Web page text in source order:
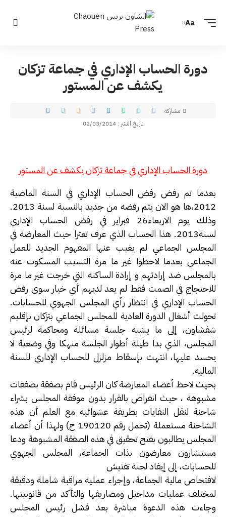
Aa
دورة الحساب الإداري في جماعة تزكان
يكشف عن المستور
تاريخ النشر : 02/03/2014
مشاركة
دورة الحساب الإداري في جماعة تزكان يكشف عن المستور
بعدما تم رفض رفض الحساب الإداري في السنة الماضية
2012،ها هو الان يتم رفضه من جديد بالنسبة لسنة 2013.
وذلك يوم الاربعاء26 فبراير في رفض الحساب الإداري
لسنة2013. هذا الحساب الذي عرف تعثرا حيث المعارضة في
المجلس الجماعي لم يغيب عنها المفهوم الجديد للعمل
الجماعي بعدما لاحظوا غير ما مرة التسيب المسكوت عنه
بالمجلس ضد إرادتهم و إرادة الساكنة التي خرجت غير ما مرة
للاحتجاج في الصمت فقط لم يعد لديهم أي خيار سوى رفض
الحساب الإداري في انتظار رأي المجلس الجهوي للحسابات.
تحولت أشغال الدورة العادية للمجلس الجماعي بتزكان بإقليم
شفشاون، إلى ما يشبه جلسة مسائلة ومحاكمة لرئيس
المجلس، الذي بدا طيلة أطوار الجلسة منهكا وفي وضعية لا
يحسد عليها، انتهت بإسقاط مزلزل للحساب الإداري للسنة
المالية.
بحيث لاحظ أعضاء المعارضة كان الرئيس قام بصفقة بصفقات
مشبوهة ، حيث انفراض بالقرار بدون موفقة المجلس بشراء
شاحنة لنقل النفايات بطريقة عشوائية مع العلم أن هذه
الشاحنة مستعملة (تحمل رقم 190120 ج) ولهذا أن أعضاء
المجلس يطالبون بفتح تحقيق في هذه الصفقة المشبوهة ودعا
مستشارون معارضون بذات الجماعة، المجلس الجهوي
للحسابات، إلى إيفاد لجنة تفتيش
لافتحاص مالية الجماعة، وإجراء عملية مراقبة شاملة ودقيقة
لمختلف عمليات مداخيل ومصاريفها والتأكد من قانونيتها.
وجاءت هذه الدعوة مباشرة بعد فشل رئيس المجلس